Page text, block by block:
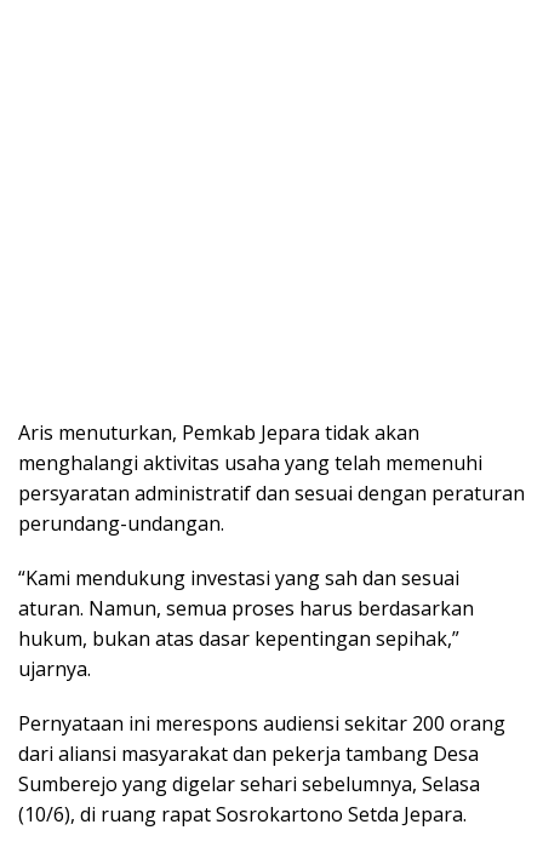
Aris menuturkan, Pemkab Jepara tidak akan
menghalangi aktivitas usaha yang telah memenuhi
persyaratan administratif dan sesuai dengan peraturan
perundang-undangan.
“Kami mendukung investasi yang sah dan sesuai
aturan. Namun, semua proses harus berdasarkan
hukum, bukan atas dasar kepentingan sepihak,”
ujarnya.
Pernyataan ini merespons audiensi sekitar 200 orang
dari aliansi masyarakat dan pekerja tambang Desa
Sumberejo yang digelar sehari sebelumnya, Selasa
(10/6), di ruang rapat Sosrokartono Setda Jepara.